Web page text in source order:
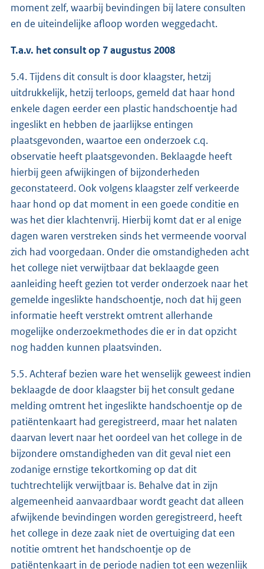
moment zelf, waarbij bevindingen bij latere consulten
en de uiteindelijke afloop worden weggedacht.
T.a.v. het consult op 7 augustus 2008
5.4. Tijdens dit consult is door klaagster, hetzij
uitdrukkelijk, hetzij terloops, gemeld dat haar hond
enkele dagen eerder een plastic handschoentje had
ingeslikt en hebben de jaarlijkse entingen
plaatsgevonden, waartoe een onderzoek c.q.
observatie heeft plaatsgevonden. Beklaagde heeft
hierbij geen afwijkingen of bijzonderheden
geconstateerd. Ook volgens klaagster zelf verkeerde
haar hond op dat moment in een goede conditie en
was het dier klachtenvrij. Hierbij komt dat er al enige
dagen waren verstreken sinds het vermeende voorval
zich had voorgedaan. Onder die omstandigheden acht
het college niet verwijtbaar dat beklaagde geen
aanleiding heeft gezien tot verder onderzoek naar het
gemelde ingeslikte handschoentje, noch dat hij geen
informatie heeft verstrekt omtrent allerhande
mogelijke onderzoekmethodes die er in dat opzicht
nog hadden kunnen plaatsvinden.
5.5. Achteraf bezien ware het wenselijk geweest indien
beklaagde de door klaagster bij het consult gedane
melding omtrent het ingeslikte handschoentje op de
patiëntenkaart had geregistreerd, maar het nalaten
daarvan levert naar het oordeel van het college in de
bijzondere omstandigheden van dit geval niet een
zodanige ernstige tekortkoming op dat dit
tuchtrechtelijk verwijtbaar is. Behalve dat in zijn
algemeenheid aanvaardbaar wordt geacht dat alleen
afwijkende bevindingen worden geregistreerd, heeft
het college in deze zaak niet de overtuiging dat een
notitie omtrent het handschoentje op de
patiëntenkaart in de periode nadien tot een wezenlijk